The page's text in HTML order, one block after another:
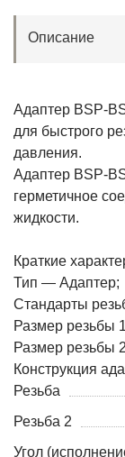
Описание
Адаптер BSP-
для быстрого
давления.
Адаптер BSP-
герметичное
жидкости.
Краткие
Тип — Адаптер;
Стандарты
Размер резьбы
Размер резьбы
Конструкция
Резьба
Резьба 2
Угол